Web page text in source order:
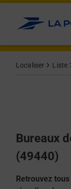
Allez au contenu
Localiser Liste
Bureaux
(49440)
Retrouvez
Afficher ou
Afficher ou
Afficher ou
Afficher ou
Afficher ou